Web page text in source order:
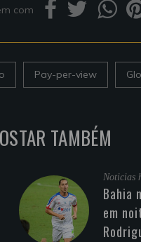
com
Pay-per-view
TAMBÉM
Noticias
Bahia
em